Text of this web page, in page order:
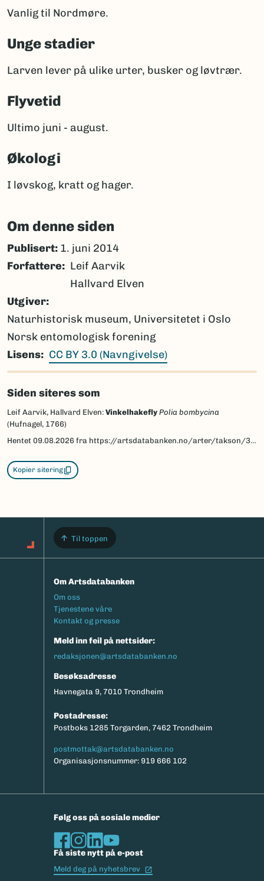
Vanlig til Nordmøre.
Unge stadier
Larven lever på ulike urter, busker og løvtrær.
Flyvetid
Ultimo juni - august.
Økologi
I løvskog, kratt og hager.
Om denne siden
Publisert: 1. juni 2014
Forfattere
Leif Aarvik
Hallvard Elven
Utgiver
Naturhistorisk museum, Universitetet i Oslo
Norsk entomologisk forening
Lisens
CC BY 3.0 (Navngivelse)
Siden siteres som
Leif Aarvik, Hallvard Elven: Vinkelhakefly Polia bombycina
(Hufnagel, 1766)
Hentet 09.08.2026 fra https://artsdatabanken.no/arter/takson/30855/beskrivelse
Kopier sitering
Til toppen
Om Artsdatabanken
Footermeny
Om oss
Tjenestene våre
Kontakt og presse
Meld inn feil på nettsider:
redaksjonen@artsdatabanken.no
Besøksadresse
Havnegata 9, 7010 Trondheim
Postadresse:
Postboks 1285 Torgarden, 7462 Trondheim
postmottak@artsdatabanken.no
Organisasjonsnummer: 919 666 102
Følg oss på sosiale medier
Få siste nytt på e-post
Meld deg på nyhetsbrev